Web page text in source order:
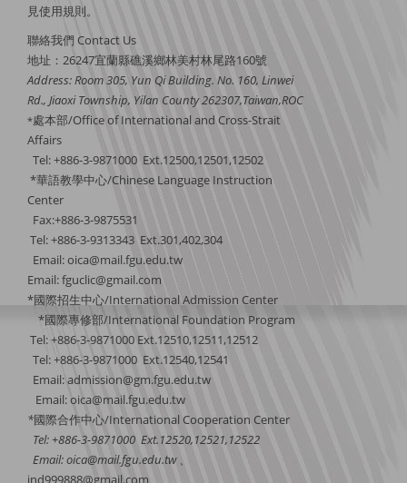
見使用規則。
聯絡我們 Contact Us
地址：26247宜蘭縣礁溪鄉林美村林尾路160號
Address: Room 305, Yun Qi Building. No. 160, Linwei
Rd., Jiaoxi Township, Yilan County 262307,Taiwan,ROC
*處本部/Office of International and Cross-Strait
Affairs
Tel: +886-3-9871000 Ext.12500,12501,12502
*華語教學中心/Chinese Language Instruction
Center
Fax:+886-3-9875531
Tel: +886-3-9313343 Ext.301,402,304
Email:oica@mail.fgu.edu.tw
Email: fguclic@gmail.com
*國際招生中心/International Admission Center
*國際專修部/International Foundation Program
Tel: +886-3-9871000 Ext.12510,12511,12512
Tel: +886-3-9871000 Ext.12540,12541
Email: admission@gm.fgu.edu.tw
Email:oica@mail.fgu.edu.tw
*國際合作中心/International Cooperation Center
Tel: +886-3-9871000 Ext.12520,12521,12522
Email:oica@mail.fgu.edu.tw、
ind999888@gmail.com